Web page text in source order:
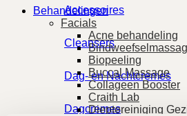
Accessoires
Cleansers
Dag- en Nachtcremes
Dagcremes
Behandelingen
Facials
Acne behandeling
Biopeeling
Buccal Massage
Collageen Booster
Craith Lab
Dieptereiniging